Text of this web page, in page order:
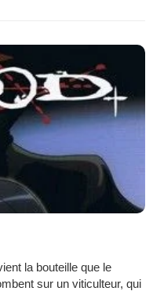
la bouteille que le
sur un viticulteur, qui